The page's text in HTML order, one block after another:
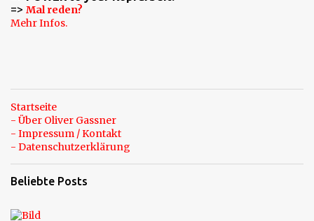
e
=> Mal reden?
Mehr Infos.
Startseite
- Über Oliver Gassner
- Impressum / Kontakt
- Datenschutzerklärung
Beliebte Posts